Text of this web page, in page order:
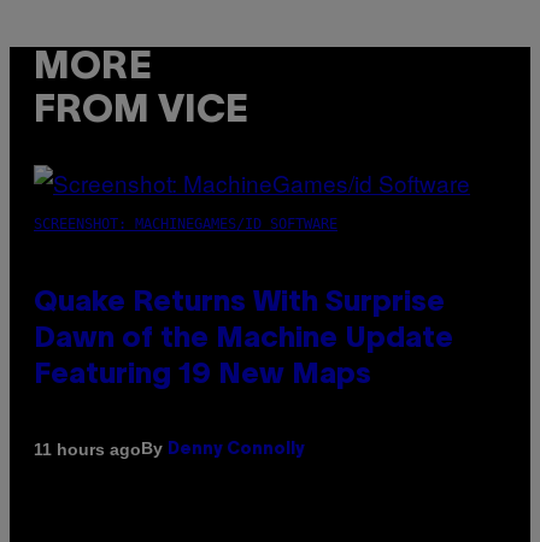
MORE
FROM VICE
SCREENSHOT: MACHINEGAMES/ID SOFTWARE
Quake Returns With Surprise
Dawn of the Machine Update
Featuring 19 New Maps
11 hours agoBy Denny Connolly